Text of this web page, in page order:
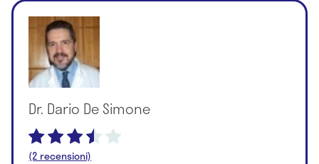
Dr. Dario De Simone
(2 recensioni)